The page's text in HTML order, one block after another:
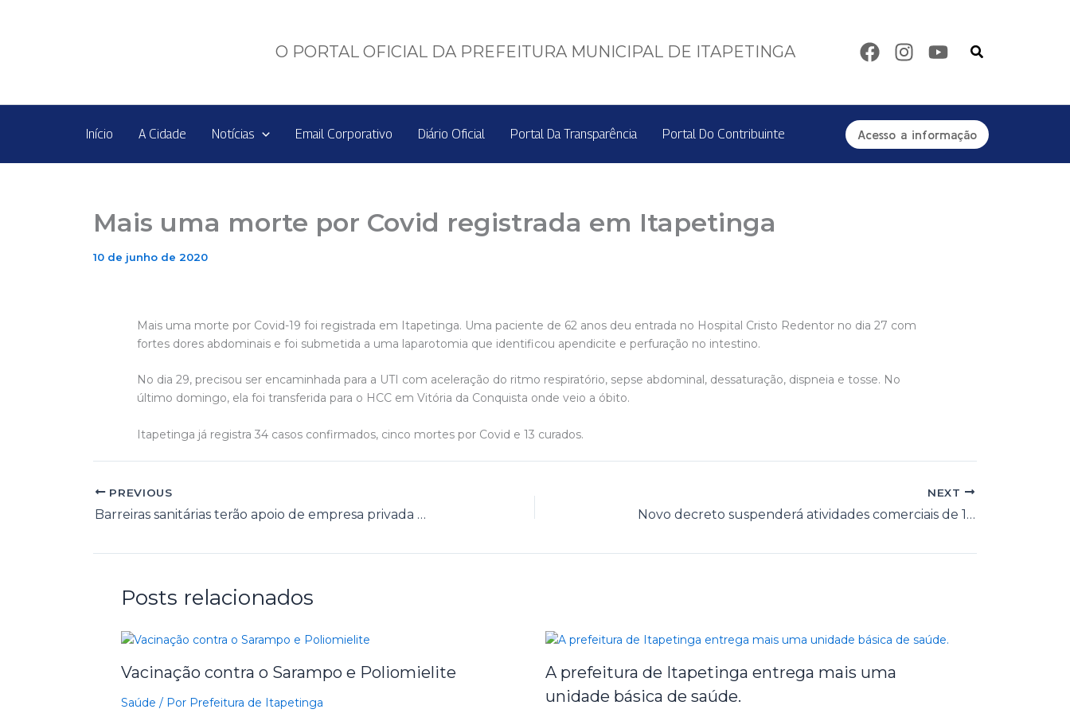
O PORTAL OFICIAL DA PREFEITURA MUNICIPAL DE ITAPETINGA Pesquisar
Início A Cidade Notícias Email Corporativo Diário Oficial Portal Da Transparência Portal Do Contribuinte Acesso a informação
Mais uma morte por Covid registrada em Itapetinga
10 de junho de 2020
Mais uma morte por Covid-19 foi registrada em Itapetinga. Uma paciente de 62 anos deu entrada no Hospital Cristo Redentor no dia 27 com
fortes dores abdominais e foi submetida a uma laparotomia que identificou apendicite e perfuração no intestino.
No dia 29, precisou ser encaminhada para a UTI com aceleração do ritmo respiratório, sepse abdominal, dessaturação, dispneia e tosse. No
último domingo, ela foi transferida para o HCC em Vitória da Conquista onde veio a óbito.
Itapetinga já registra 34 casos confirmados, cinco mortes por Covid e 13 curados.
PREVIOUS
Barreiras sanitárias terão apoio de empresa privada de segurança 24h por dia
NEXT
Novo decreto suspenderá atividades comerciais de 13 a 16 de junho
Posts relacionados
Vacinação contra o Sarampo e Poliomielite
Saúde / Por Prefeitura de Itapetinga
A prefeitura de Itapetinga entrega mais uma
unidade básica de saúde.